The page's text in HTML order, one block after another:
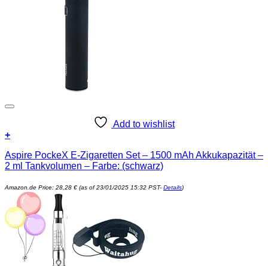
Add to wishlist
+
Aspire PockeX E-Zigaretten Set – 1500 mAh Akkukapazität –
2 ml Tankvolumen – Farbe: (schwarz)
Amazon.de Price: 28,28 € (as of 23/01/2025 15:32 PST- Details)